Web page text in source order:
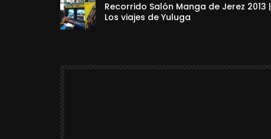
Recorrido Salón Manga de Jerez 2013 |
Los viajes de Yuluga